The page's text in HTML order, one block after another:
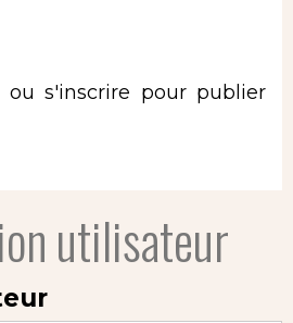
ou s'inscrire pour publier
utilisateur